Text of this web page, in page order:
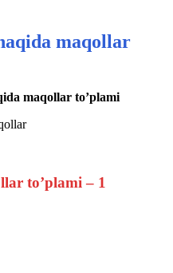
maqollar
maqollar to’plami
to’plami – 1